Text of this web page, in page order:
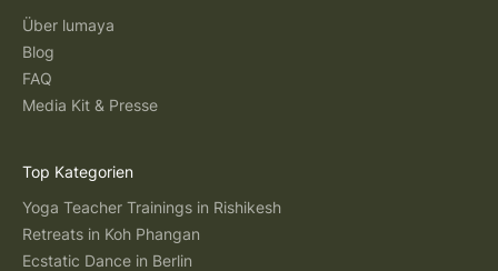
Über lumaya
Blog
FAQ
Media Kit & Presse
Top Kategorien
Yoga Teacher Trainings in Rishikesh
Retreats in Koh Phangan
Ecstatic Dance in Berlin